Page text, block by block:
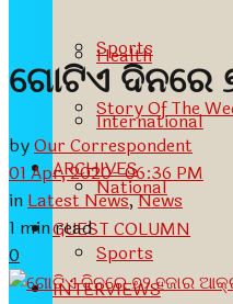
Sports
Story Of The
ARCHIVES
GUEST COLUMN
INTERVIEWS
Health
International
National
Sports
ଗୋଟିଏ ଦିନରେ
byOur Correspondent
01 Apr, 2020- 06:36 PM
in Latest News,News
1 min read
0